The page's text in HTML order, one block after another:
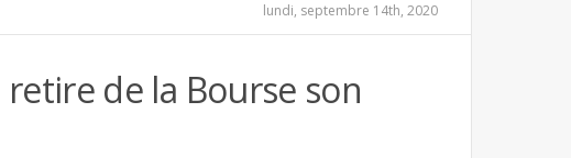
lundi, septembre 14th, 2020
de la Bourse son